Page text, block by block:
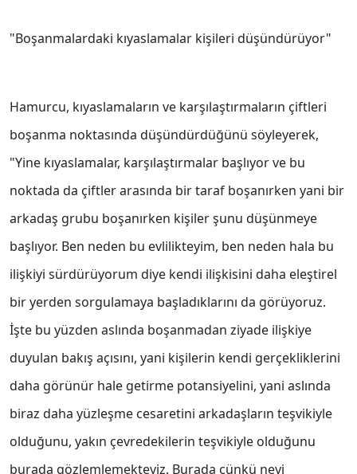
"Boşanmalardaki kıyaslamalar kişileri düşündürüyor"
Hamurcu, kıyaslamaların ve karşılaştırmaların çiftleri
boşanma noktasında düşündürdüğünü söyleyerek,
"Yine kıyaslamalar, karşılaştırmalar başlıyor ve bu
noktada da çiftler arasında bir taraf boşanırken yani bir
arkadaş grubu boşanırken kişiler şunu düşünmeye
başlıyor. Ben neden bu evlilikteyim, ben neden hala bu
ilişkiyi sürdürüyorum diye kendi ilişkisini daha eleştirel
bir yerden sorgulamaya başladıklarını da görüyoruz.
İşte bu yüzden aslında boşanmadan ziyade ilişkiye
duyulan bakış açısını, yani kişilerin kendi gerçekliklerini
daha görünür hale getirme potansiyelini, yani aslında
biraz daha yüzleşme cesaretini arkadaşların teşvikiyle
olduğunu, yakın çevredekilerin teşvikiyle olduğunu
burada gözlemlemekteyiz. Burada çünkü neyi